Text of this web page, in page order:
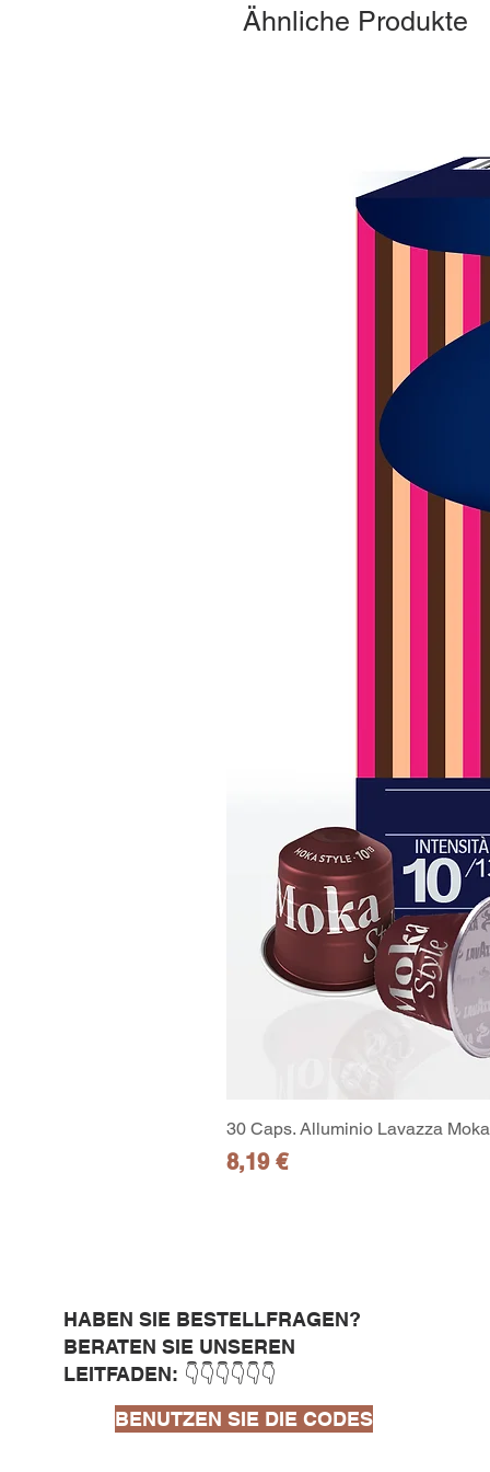
Ähnliche Produkte
30 Caps. Alluminio Lavazza
Preis
8,19 €
HABEN SIE BESTELLFRAGEN?
BERATEN SIE UNSEREN
LEITFADEN: 👇👇👇👇👇👇
BENUTZEN SIE DIE CODES